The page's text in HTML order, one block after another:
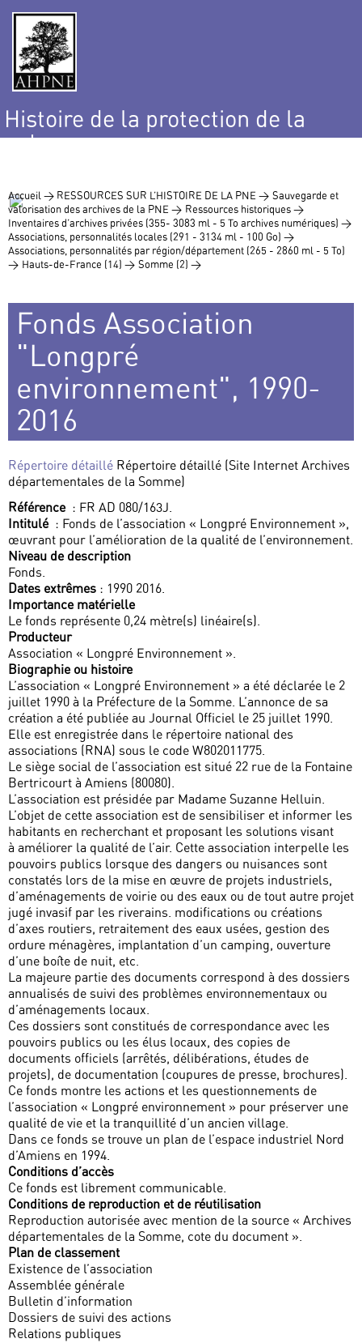
Histoire de la protection de la
nature
Accueil > RESSOURCES SUR L’HISTOIRE DE LA PNE > Sauvegarde et
valorisation des archives de la PNE > Ressources historiques >
Inventaires d’archives privées (355- 3083 ml - 5 To archives numériques) >
Associations, personnalités locales (291 - 3134 ml - 100 Go) >
Associations, personnalités par région/département (265 - 2860 ml - 5 To)
> Hauts-de-France (14) > Somme (2) >
Fonds Association
"Longpré
environnement", 1990-
2016
Répertoire détaillé Répertoire détaillé (Site Internet Archives
départementales de la Somme)
Référence : FR AD 080/163J.
Intitulé : Fonds de l’association « Longpré Environnement »,
œuvrant pour l’amélioration de la qualité de l’environnement.
Niveau de description
Fonds.
Dates extrêmes : 1990 2016.
Importance matérielle
Le fonds représente 0,24 mètre(s) linéaire(s).
Producteur
Association « Longpré Environnement ».
Biographie ou histoire
L’association « Longpré Environnement » a été déclarée le 2
juillet 1990 à la Préfecture de la Somme. L’annonce de sa
création a été publiée au Journal Officiel le 25 juillet 1990.
Elle est enregistrée dans le répertoire national des
associations (RNA) sous le code W802011775.
Le siège social de l’association est situé 22 rue de la Fontaine
Bertricourt à Amiens (80080).
L’association est présidée par Madame Suzanne Helluin.
L’objet de cette association est de sensibiliser et informer les
habitants en recherchant et proposant les solutions visant
à améliorer la qualité de l’air. Cette association interpelle les
pouvoirs publics lorsque des dangers ou nuisances sont
constatés lors de la mise en œuvre de projets industriels,
d’aménagements de voirie ou des eaux ou de tout autre projet
jugé invasif par les riverains. modifications ou créations
d’axes routiers, retraitement des eaux usées, gestion des
ordure ménagères, implantation d’un camping, ouverture
d’une boîte de nuit, etc.
La majeure partie des documents correspond à des dossiers
annualisés de suivi des problèmes environnementaux ou
d’aménagements locaux.
Ces dossiers sont constitués de correspondance avec les
pouvoirs publics ou les élus locaux, des copies de
documents officiels (arrêtés, délibérations, études de
projets), de documentation (coupures de presse, brochures).
Ce fonds montre les actions et les questionnements de
l’association « Longpré environnement » pour préserver une
qualité de vie et la tranquillité d’un ancien village.
Dans ce fonds se trouve un plan de l’espace industriel Nord
d’Amiens en 1994.
Conditions d’accès
Ce fonds est librement communicable.
Conditions de reproduction et de réutilisation
Reproduction autorisée avec mention de la source « Archives
départementales de la Somme, cote du document ».
Plan de classement
Existence de l’association
Assemblée générale
Bulletin d’information
Dossiers de suivi des actions
Relations publiques